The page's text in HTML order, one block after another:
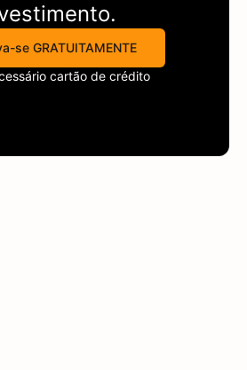
se GRATUITAMENTE
cartão de crédito